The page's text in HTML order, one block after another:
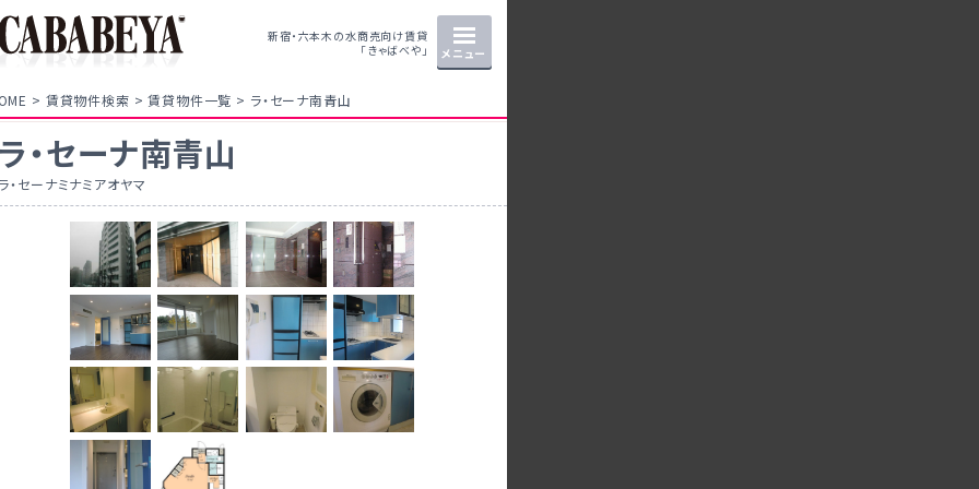
新宿・六本木の水商売向け賃貸
「きゃばべや」
メニュー
賃貸物件検索 賃貸物件一覧 ラ・セーナ南青山
・セーナ南青山
・セーナミナミアオヤマ